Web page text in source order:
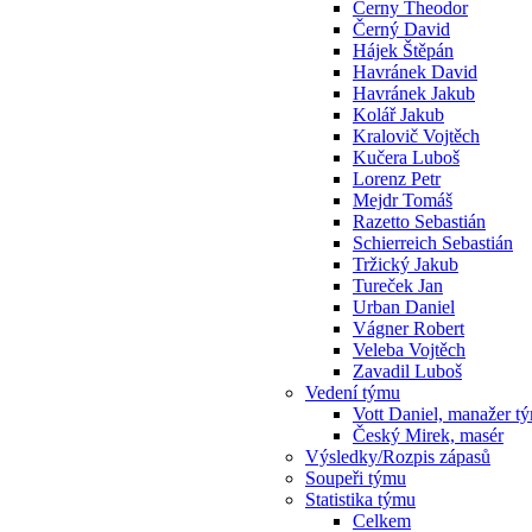
Cerny Theodor
Černý David
Hájek Štěpán
Havránek David
Havránek Jakub
Kolář Jakub
Kralovič Vojtěch
Kučera Luboš
Lorenz Petr
Mejdr Tomáš
Razetto Sebastián
Schierreich Sebastián
Tržický Jakub
Tureček Jan
Urban Daniel
Vágner Robert
Veleba Vojtěch
Zavadil Luboš
Vedení týmu
Vott Daniel, manažer
Český Mirek, masér
Výsledky/Rozpis zápasů
Soupeři týmu
Statistika týmu
Celkem